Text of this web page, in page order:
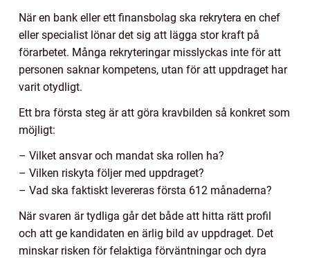
När en bank eller ett finansbolag ska rekrytera en chef
eller specialist lönar det sig att lägga stor kraft på
förarbetet. Många rekryteringar misslyckas inte för att
personen saknar kompetens, utan för att uppdraget har
varit otydligt.
Ett bra första steg är att göra kravbilden så konkret som
möjligt:
– Vilket ansvar och mandat ska rollen ha?
– Vilken riskyta följer med uppdraget?
– Vad ska faktiskt levereras första 612 månaderna?
När svaren är tydliga går det både att hitta rätt profil
och att ge kandidaten en ärlig bild av uppdraget. Det
minskar risken för felaktiga förväntningar och dyra